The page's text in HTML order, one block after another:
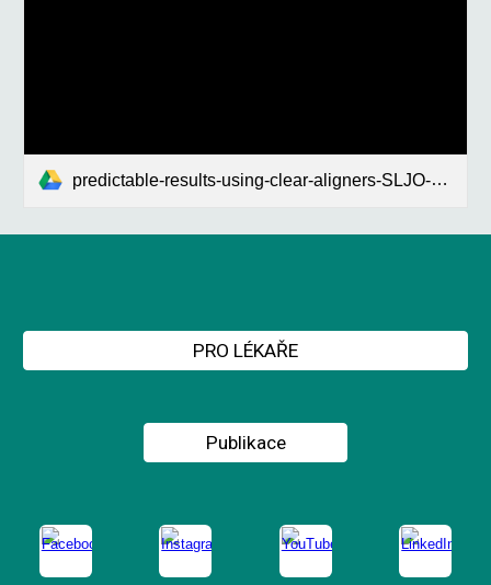
predictable-results-using-clear-aligners-SLJO-2018-1.pdf
PRO LÉKAŘE
Publikace